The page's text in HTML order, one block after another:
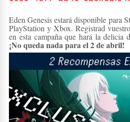
Eden Genesis estará disponible para
PlayStation y Xbox. Registrad
en esta campaña que hará la delicia
¡No queda nada para el 2 de abril!